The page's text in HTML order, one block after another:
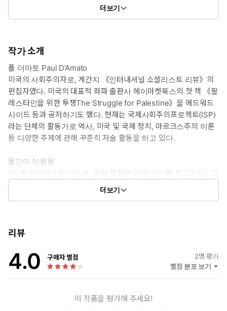
유효하고 필요한 이유를 설명하는 훌륭한 입문서다. 2006년 처음
영어판이 출판된 이래 미국의 독자들 사이에서 입문서로 널리 읽히
더보기
작가 소개
폴 더마토 Paul D’Amato
미국의 사회주의자로, 계간지 《인터내셔널 소셜리스트 리뷰》의
편집자였다. 미국의 대표적 좌파 출판사 헤이마켓북스의 첫 책 《팔
레스타인을 위한 투쟁The Struggle for Palestine》을 에드워드
사이드 등과 공저하기도 했다. 현재는 국제사회주의프로젝트(ISP)
라는 단체의 활동가로 역사, 미국 및 국제 정치, 마르크스주의 이론
등 다양한 주제에 관해 꾸준히 저술 활동을 하고 있다.
옮긴이 이원웅
<노동자 연대>의 기자로, 국제 쟁점에 관해 기사를 쓰고 있다. 고
려대학교에서 영어영문학을 전공했으며, 옮긴 책으로는 《자본주
의 위기의 시대 왜 사회주의인가?》(책갈피, 공역)가 있다.
더보기
리뷰
4.0 구매자 별점 2명 평가
별점 분포 보기
이 작품을 평가해 주세요!